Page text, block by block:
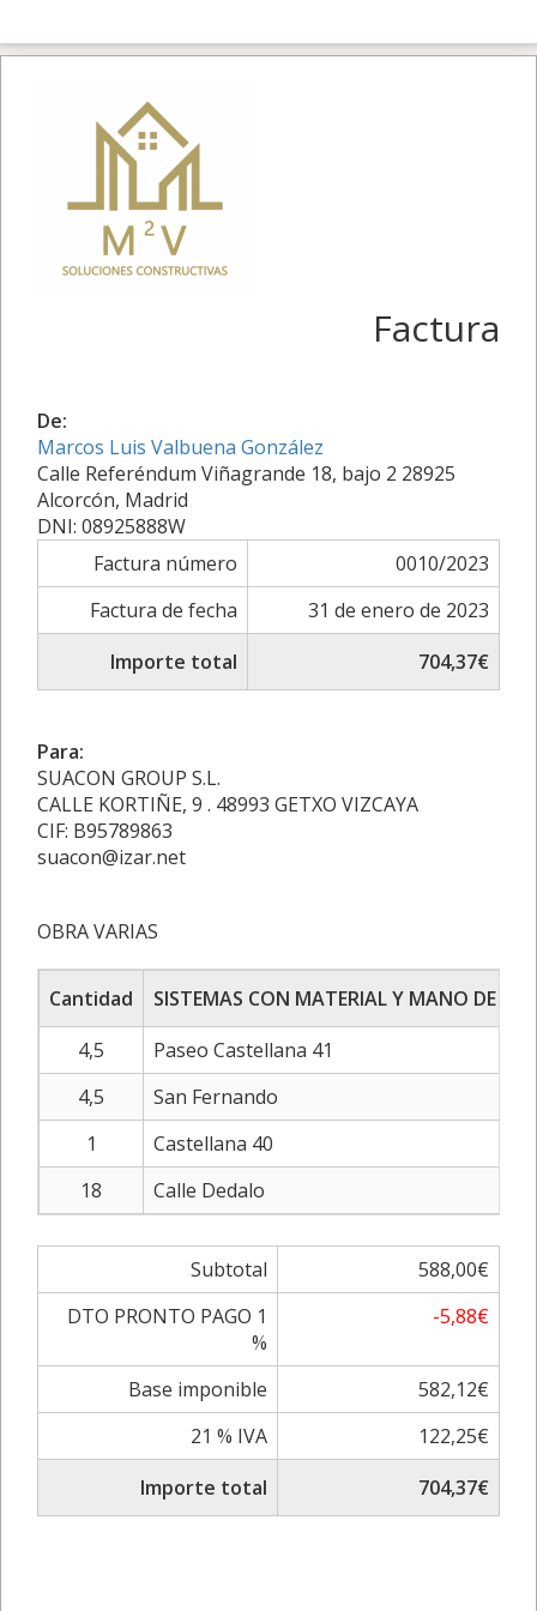
Factura
De:
Marcos Luis Valbuena González
Calle Referéndum Viñagrande 18, bajo 2 28925
Alcorcón, Madrid
DNI: 08925888W
Factura número
0010/2023
Factura de fecha
31 de enero de 2023
Importe total
704,37€
Para:
SUACON GROUP S.L.
CALLE KORTIÑE, 9 . 48993 GETXO VIZCAYA
CIF: B95789863
suacon@izar.net
OBRA VARIAS
Cantidad
SISTEMAS CON MATERIAL Y MANO DE
4,5
Paseo Castellana 41
4,5
San Fernando
1
Castellana 40
18
Calle Dedalo
Subtotal
588,00€
DTO PRONTO PAGO 1
%
-5,88€
Base imponible
582,12€
21 % IVA
122,25€
Importe total
704,37€